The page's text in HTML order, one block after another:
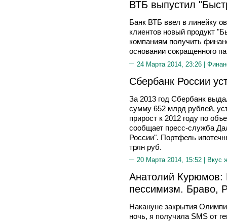
ВТБ выпустил
Банк ВТБ ввел в линейку
клиентов новый продукт
компаниям получить
основании сокращенного
24 Марта 2014, 23:26 |
Сбербанк России
За 2013 год Сбербанк
сумму 652 млрд рублей,
прирост к 2012 году по
сообщает пресс-служба
России". Портфель
трлн руб.
20 Марта 2014, 15:52 | Вкус
Анатолий Курюмов:
пессимизм. Браво,
Накануне закрытия
ночь, я получила SMS от